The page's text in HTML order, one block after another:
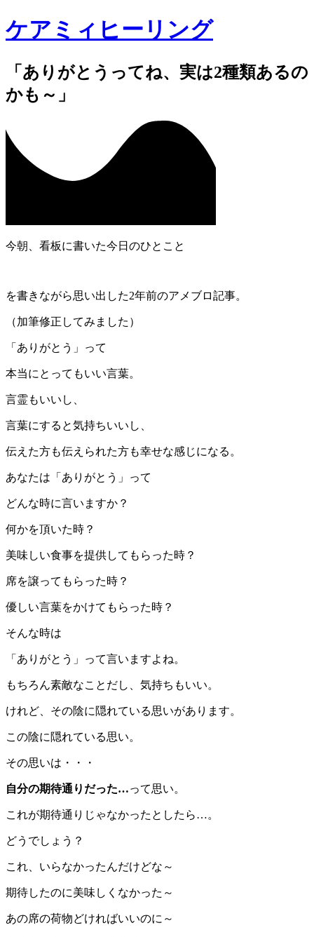
ケアミィヒーリング
「ありがとうってね、実は2種類あるの
かも～」
今朝、看板に書いた今日のひとこと
を書きながら思い出した2年前のアメブロ記事。
（加筆修正してみました）
「ありがとう」って
本当にとってもいい言葉。
言霊もいいし、
言葉にすると気持ちいいし、
伝えた方も伝えられた方も幸せな感じになる。
あなたは「ありがとう」って
どんな時に言いますか？
何かを頂いた時？
美味しい食事を提供してもらった時？
席を譲ってもらった時？
優しい言葉をかけてもらった時？
そんな時は
「ありがとう」って言いますよね。
もちろん素敵なことだし、気持ちもいい。
けれど、その陰に隠れている思いがあります。
この陰に隠れている思い。
その思いは・・・
自分の期待通りだった…って思い。
これが期待通りじゃなかったとしたら…。
どうでしょう？
これ、いらなかったんだけどな～
期待したのに美味しくなかった～
あの席の荷物どければいいのに～